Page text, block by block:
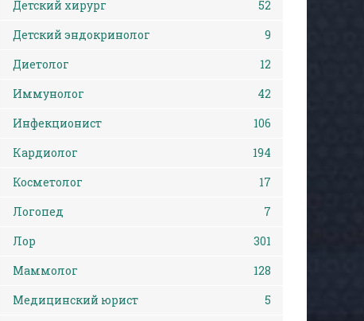
Детский хирург
52
Детский эндокринолог
9
Диетолог
12
Иммунолог
42
Инфекционист
106
Кардиолог
194
Косметолог
17
Логопед
7
Лор
301
Маммолог
128
Медицинский юрист
5